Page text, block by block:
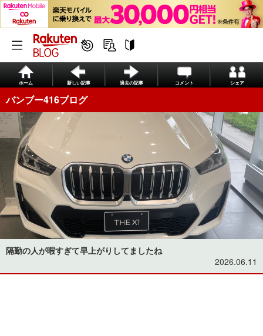
ホーム 新しい記事 過去の記事 コメント シェア
バンブー416ブログ
隔勤の人が暇すぎて早上がりしてましたね
2026.06.11